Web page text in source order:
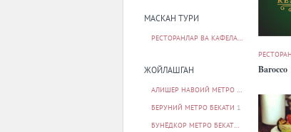
МАСКАН ТУРИ
РЕСТОРАНЛАР ВА КАФЕЛАР
ЖОЙЛАШГАН
АЛИШЕР НАВОИЙ МЕТРО БЕКАТИ
БЕРУНИЙ МЕТРО БЕКАТИ 1
БУНЁДКОР МЕТРО БЕКАТИ
Barocco